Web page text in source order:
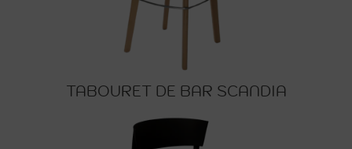
TABOURET DE BAR SCANDIA